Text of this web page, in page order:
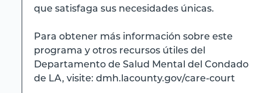
que satisfaga sus necesidades únicas.
Para obtener más información sobre este
programa y otros recursos útiles del
Departamento de Salud Mental del Condado
de LA, visite: dmh.lacounty.gov/care-court